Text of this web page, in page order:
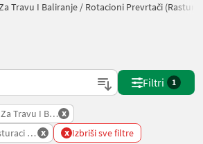
Travu I Baliranje / Rotacioni Prevrtači
Filtri 1
Travu I Baliranje
x
Sijena
x x Izbriši sve filtre